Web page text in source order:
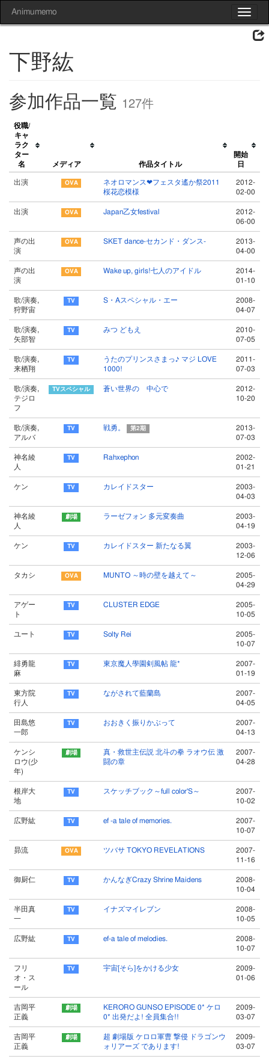
Toggle
Animumemo
下野紘
参加作品一覧 127件
役職/
キャ
ラク
ター
名
メディア 作品タイトル
開始
日
出演
ネオロマンス❤フェスタ遙か祭2011
桜花恋模様
2012-
02-00
出演 Japan乙女festival
2012-
06-00
声の出
演
SKET dance-セカンド・ダンス-
2013-
04-00
声の出
演
Wake up, girls!七人のアイドル
2014-
01-10
歌/演奏,
狩野宙
S・Aスペシャル・エー
2008-
04-07
歌/演奏,
矢部智
みつ どもえ
2010-
07-05
歌/演奏,
来栖翔
うたのプリンスさまっ♪ マジ LOVE
1000!
2011-
07-03
歌/演奏,
テジロ
フ
蒼い世界の 中心で
2012-
10-20
歌/演奏,
アルバ
戦勇。 第2期
2013-
07-03
神名綾
人
Rahxephon
2002-
01-21
ケン カレイドスター
2003-
04-03
神名綾
人
ラーゼフォン 多元変奏曲
2003-
04-19
ケン カレイドスター 新たなる翼
2003-
12-06
タカシ MUNTO ～時の壁を越えて～
2005-
04-29
アゲー
ト
CLUSTER EDGE
2005-
10-05
ユート Solty Rei
2005-
10-07
緋勇龍
麻
東京魔人學園剣風帖 龍*
2007-
01-19
東方院
行人
ながされて藍蘭島
2007-
04-05
田島悠
一郎
おおきく振りかぶって
2007-
04-13
ケンシ
ロウ(少
年)
真・救世主伝説 北斗の拳 ラオウ伝 激
闘の章
2007-
04-28
根岸大
地
スケッチブック～full color'S～
2007-
10-02
広野紘 ef -a tale of memories.
2007-
10-07
昴流 ツバサ TOKYO REVELATIONS
2007-
11-16
御厨仁 かんなぎCrazy Shrine Maidens
2008-
10-04
半田真
一
イナズマイレブン
2008-
10-05
広野紘 ef-a tale of melodies.
2008-
10-07
フリ
オ・ス
ール
宇宙[そら]をかける少女
2009-
01-06
吉岡平
正義
KERORO GUNSO EPISODE 0* ケロ
0* 出発だよ! 全員集合!!
2009-
03-07
吉岡平
正義
超 劇場版 ケロロ軍曹 撃侵 ドラゴンウ
ォリアーズ であります!
2009-
03-07